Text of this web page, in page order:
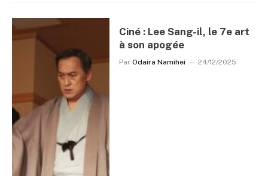
Ciné : Lee Sang-il, le 7e art
à son apogée
Par Odaira Namihei 24/12/2025